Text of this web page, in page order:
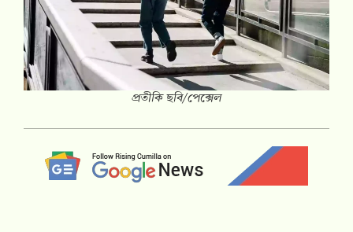
প্রতীকি ছবি/পেক্সেল